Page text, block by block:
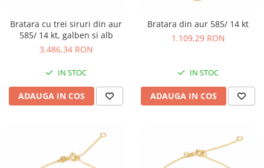
Bratara cu trei siruri din aur
585/ 14 kt, galben si alb
3.486,34 RON
IN STOC
ADAUGA IN COS
Bratara din aur 585/ 14 kt
1.109,29 RON
IN STOC
ADAUGA IN COS